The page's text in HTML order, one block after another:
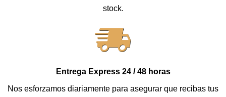
stock.
Entrega Express 24 / 48 horas
Nos esforzamos diariamente para asegurar que recibas tus